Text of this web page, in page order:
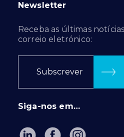
Newsletter
Receba as últimas
correio eletrónico:
Subscrever
Siga-nos em…